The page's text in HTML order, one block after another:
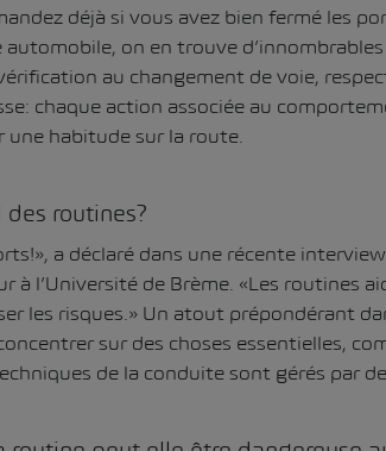
déjà si vous avez bien fermé les
on en trouve
au changement de voie,
chaque action associée au
habitude sur la route.
des routines?
a déclaré dans une récente
à l’Université de Brème. «Les routines
les risques.» Un atout prépondérant
sur des choses essentielles,
de la conduite sont gérés par